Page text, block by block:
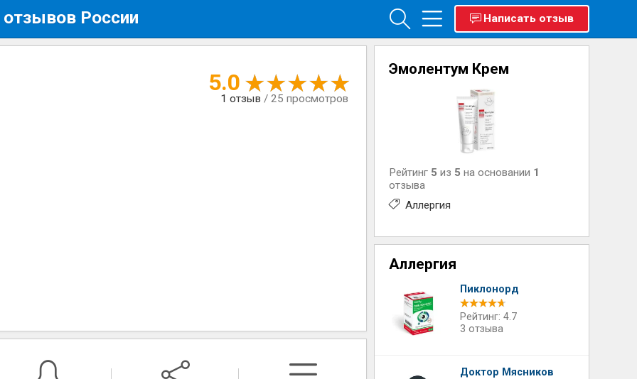
России Написать отзыв
5.0
1 отзыв/ 25 просмотров
Эмолентум Крем
Рейтинг 5 из 5 на основании 1
отзыва
Аллергия
Аллергия
Пиклонорд
Рейтинг: 4.7
3 отзыва
Доктор Мясников